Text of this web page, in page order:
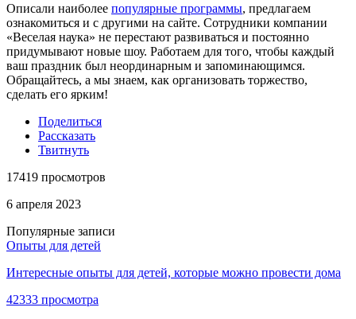
Описали наиболее популярные программы, предлагаем
ознакомиться и с другими на сайте. Сотрудники компании
«Веселая наука» не перестают развиваться и постоянно
придумывают новые шоу. Работаем для того, чтобы каждый
ваш праздник был неординарным и запоминающимся.
Обращайтесь, а мы знаем, как организовать торжество,
сделать его ярким!
Поделиться
Рассказать
Твитнуть
17419 просмотров
6 апреля 2023
Популярные записи
Опыты для детей
Интересные опыты для детей, которые можно провести дома
42333 просмотра